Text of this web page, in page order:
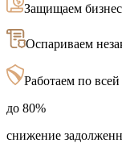
Защищаем бизнес
Оспариваем
Работаем по
до 80%
снижение